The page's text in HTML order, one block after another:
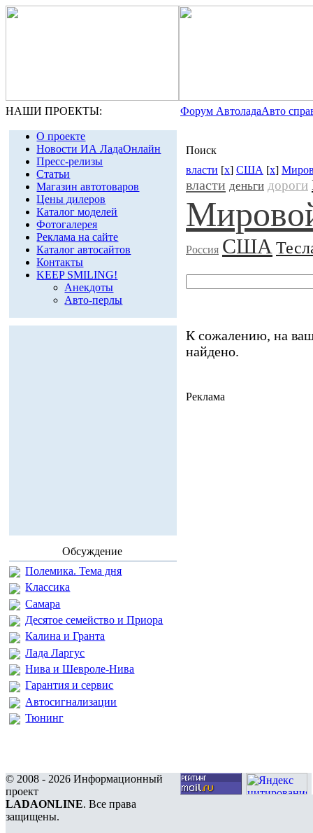
НАШИ ПРОЕКТЫ: Форум АвтоладаАвто
О проекте
Новости ИА ЛадаОнлайн
Пресс-релизы
Статьи
Магазин автотоваров
Цены дилеров
Каталог моделей
Фотогалерея
Реклама на сайте
Каталог автосайтов
Контакты
KEEP SMILING!
Анекдоты
Авто-перлы
Обсуждение
Полемика. Тема дня
Классика
Самара
Десятое семейство и Приора
Калина и Гранта
Лада Ларгус
Нива и Шевроле-Нива
Гарантия и сервис
Автосигнализации
Тюнинг
Поиск
власти [x] США [x]
власти деньги дороги
Россия США
К сожалению, на
найдено.
Реклама
© 2008 - 2026 Информационный
проект
LADAONLINE. Все права
защищены.